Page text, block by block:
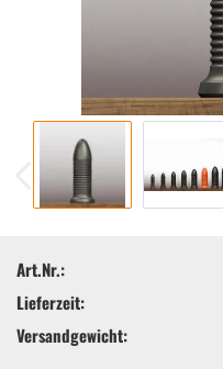
Art.Nr.:
Lieferzeit:
Versandgewicht: